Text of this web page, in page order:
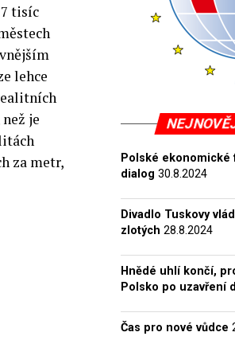
tisíc
lehce
je
za metr,
Polské
dialog 30.8.2024
Divadlo Tuskovy
zlotých 28.8.2024
Hnědé uhlí končí,
Polsko po uzavření
Čas pro nové vůdce